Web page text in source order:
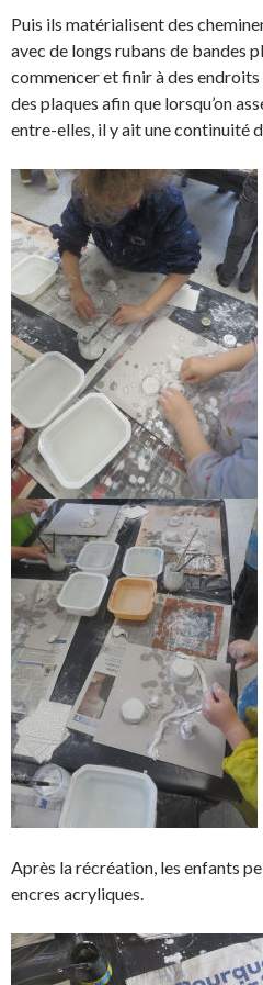
Puis ils matérialisent des
avec de longs rubans de bandes
commencer et finir à des
des plaques afin que lorsqu’on
entre-elles, il y ait une continuité
Après la récréation, les enfants
encres acryliques.